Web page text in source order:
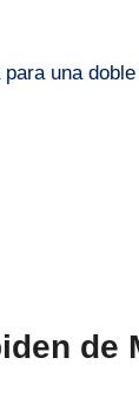
para una